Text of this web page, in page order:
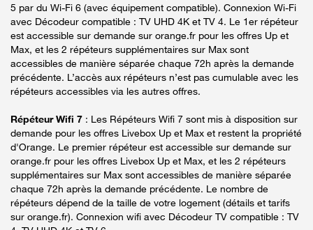
5 par du Wi-Fi 6 (avec équipement compatible). Connexion Wi-Fi
avec Décodeur compatible : TV UHD 4K et TV 4. Le 1er répéteur
est accessible sur demande sur orange.fr pour les offres Up et
Max, et les 2 répéteurs supplémentaires sur Max sont
accessibles de manière séparée chaque 72h après la demande
précédente. L’accès aux répéteurs n’est pas cumulable avec les
répéteurs accessibles via les autres offres.
Répéteur Wifi 7 : Les Répéteurs Wifi 7 sont mis à disposition sur
demande pour les offres Livebox Up et Max et restent la propriété
d'Orange. Le premier répéteur est accessible sur demande sur
orange.fr pour les offres Livebox Up et Max, et les 2 répéteurs
supplémentaires sur Max sont accessibles de manière séparée
chaque 72h après la demande précédente. Le nombre de
répéteurs dépend de la taille de votre logement (détails et tarifs
sur orange.fr). Connexion wifi avec Décodeur TV compatible : TV